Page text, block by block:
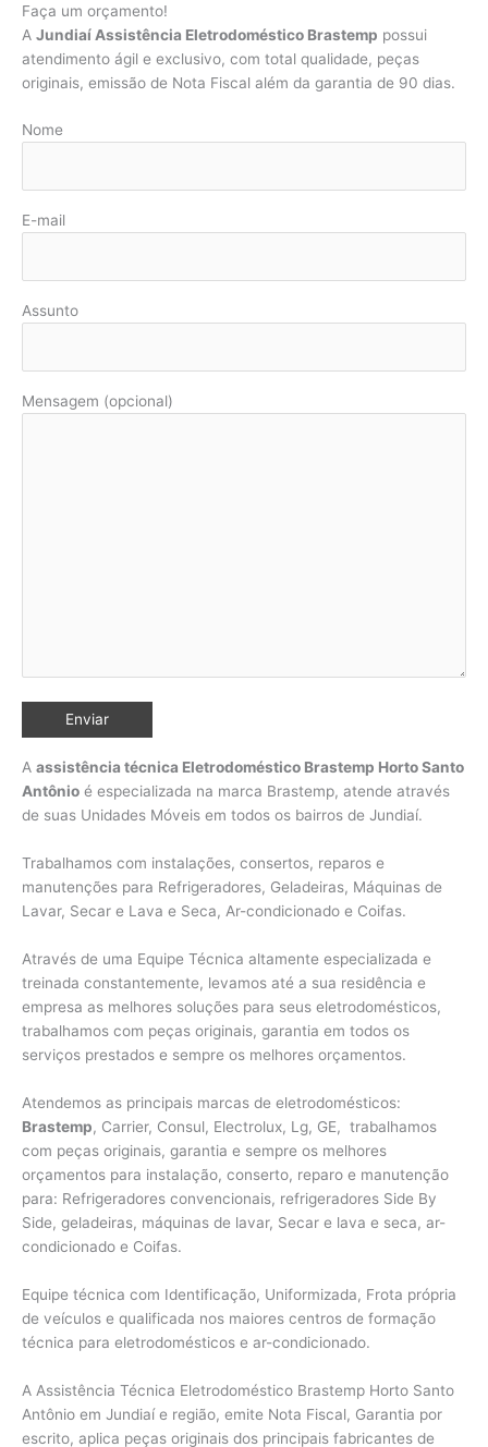
Faça um orçamento!
A Jundiaí Assistência Eletrodoméstico Brastemp possui
atendimento ágil e exclusivo, com total qualidade, peças
originais, emissão de Nota Fiscal além da garantia de 90 dias.
Nome
E-mail
Assunto
Mensagem (opcional)
A assistência técnica Eletrodoméstico Brastemp Horto Santo
Antônio é especializada na marca Brastemp, atende através
de suas Unidades Móveis em todos os bairros de Jundiaí.
Trabalhamos com instalações, consertos, reparos e
manutenções para Refrigeradores, Geladeiras, Máquinas de
Lavar, Secar e Lava e Seca, Ar-condicionado e Coifas.
Através de uma Equipe Técnica altamente especializada e
treinada constantemente, levamos até a sua residência e
empresa as melhores soluções para seus eletrodomésticos,
trabalhamos com peças originais, garantia em todos os
serviços prestados e sempre os melhores orçamentos.
Atendemos as principais marcas de eletrodomésticos:
Brastemp, Carrier, Consul, Electrolux, Lg, GE, trabalhamos
com peças originais, garantia e sempre os melhores
orçamentos para instalação, conserto, reparo e manutenção
para: Refrigeradores convencionais, refrigeradores Side By
Side, geladeiras, máquinas de lavar, Secar e lava e seca, ar-
condicionado e Coifas.
Equipe técnica com Identificação, Uniformizada, Frota própria
de veículos e qualificada nos maiores centros de formação
técnica para eletrodomésticos e ar-condicionado.
A Assistência Técnica Eletrodoméstico Brastemp Horto Santo
Antônio em Jundiaí e região, emite Nota Fiscal, Garantia por
escrito, aplica peças originais dos principais fabricantes de